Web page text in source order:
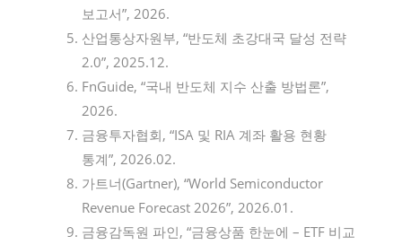
보고서”, 2026.
산업통상자원부, “반도체 초강대국 달성 전략
2.0”, 2025.12.
FnGuide, “국내 반도체 지수 산출 방법론”,
2026.
금융투자협회, “ISA 및 RIA 계좌 활용 현황
통계”, 2026.02.
가트너(Gartner), “World Semiconductor
Revenue Forecast 2026”, 2026.01.
금융감독원 파인, “금융상품 한눈에 – ETF 비교